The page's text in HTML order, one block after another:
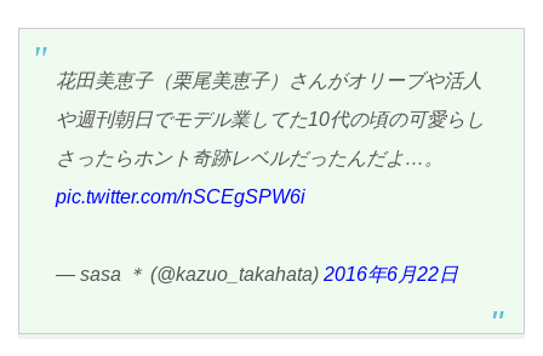
花田美恵子（栗尾美恵子）さんがオリーブや活人
や週刊朝日でモデル業してた10代の頃の可愛らし
さったらホント奇跡レベルだったんだよ…。
pic.twitter.com/nSCEgSPW6i
— sasa ＊ (@kazuo_takahata) 2016年6月22日